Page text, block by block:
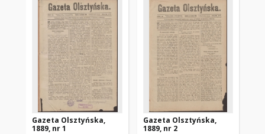
Gazeta Olsztyńska,
1889, nr 1
Gazeta Olsztyńska,
1889, nr 2